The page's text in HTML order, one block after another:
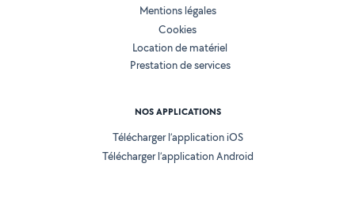
Mentions légales
Cookies
Location de matériel
Prestation de services
NOS APPLICATIONS
Télécharger l’application iOS
Télécharger l’application Android